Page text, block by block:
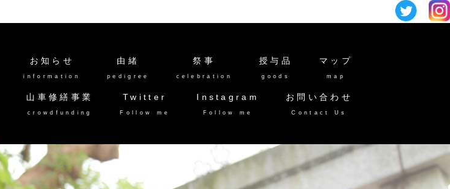
お知らせ
information
由緒
pedigree
祭事
celebration
授与品
goods
マップ
map
山車修繕事業
crowdfunding
Twitter
Follow me
Instagram
Follow me
お問い合わせ
Contact Us